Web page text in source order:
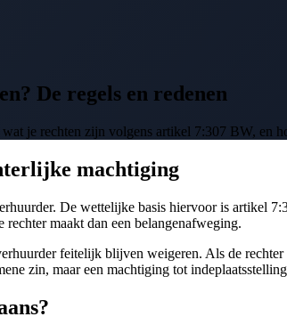
De regels en redenen
je rechten zijn volgens artikel 7:307 BW, en
machtiging
De wettelijke basis hiervoor is artikel
maakt dan een belangenafweging.
feitelijk blijven weigeren. Als de
zin, maar een machtiging tot